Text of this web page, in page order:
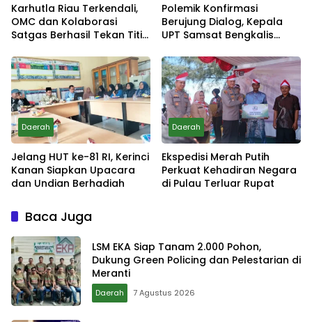
Karhutla Riau Terkendali,
OMC dan Kolaborasi
Satgas Berhasil Tekan Titik
Polemik Konfirmasi
Berujung Dialog, Kepala
UPT Samsat Bengkalis
Daerah
Jelang HUT ke-81 RI, Kerinci
Kanan Siapkan Upacara
dan Undian Berhadiah
Daerah
Ekspedisi Merah Putih
Perkuat Kehadiran Negara
di Pulau Terluar Rupat
Baca Juga
LSM EKA Siap Tanam 2.000 Pohon,
Dukung Green Policing dan Pelestarian di
Meranti
Daerah 7 Agustus 2026